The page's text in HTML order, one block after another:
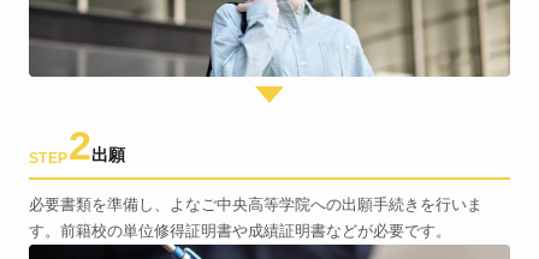
STEP2出願
必要書類を準備し、よなご中央高等学院への出願手続きを行いま
す。前籍校の単位修得証明書や成績証明書などが必要です。